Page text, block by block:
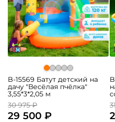
B-15569 Батут детский на
дачу "Весёлая пчёлка"
3,55*3*2,05 м
30 975 ₽
29 500 ₽